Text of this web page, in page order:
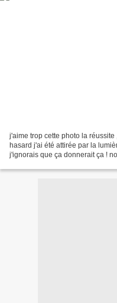
j'aime trop cette photo la
hasard j'ai été attirée par la
j'ignorais que ça donnerait ça !